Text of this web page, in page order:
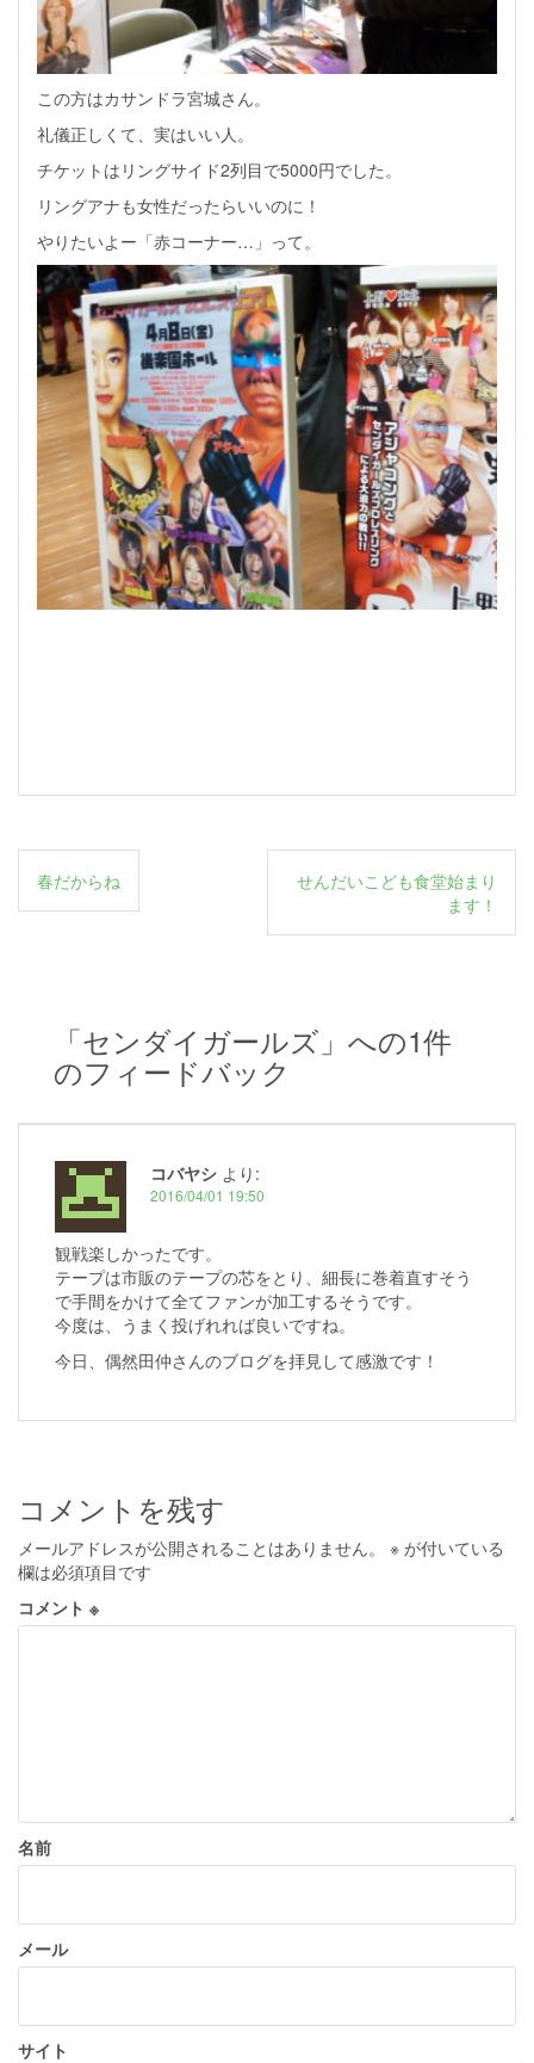
この方はカサンドラ宮城さん。
礼儀正しくて、実はいい人。
チケットはリングサイド2列目で5000円でした。
リングアナも女性だったらいいのに！
やりたいよー「赤コーナー…」って。
投
稿
春だからね
せんだいこども食堂始まり
ます！
「センダイガールズ 」への1件
のフィードバック
コバヤシ より:
2016/04/01 19:50
観戦楽しかったです。
テープは市販のテープの芯をとり、細長に巻着直すそう
で手間をかけて全てファンが加工するそうです。
今度は、うまく投げれれば良いですね。
今日、偶然田仲さんのブログを拝見して感激です！
コメントを残す
メールアドレスが公開されることはありません。 ※ が付いている
欄は必須項目です
コメント ※
名前
メール
サイト